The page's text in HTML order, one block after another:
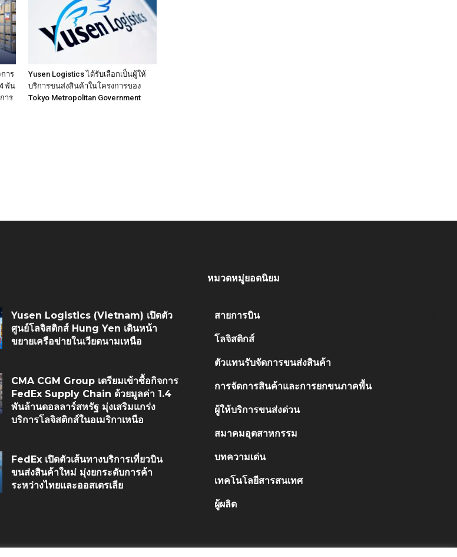
าร
พัน
าร
Yusen Logistics ได้รับเลือกเป็นผู้ให้
บริการขนส่งสินค้าในโครงการของ
Tokyo Metropolitan Government
Yusen Logistics (Vietnam) เปิดตัว
ศูนย์โลจิสติกส์ Hung Yen เดินหน้า
ขยายเครือข่ายในเวียดนามเหนือ
CMA CGM Group เตรียมเข้าซื้อกิจการ
FedEx Supply Chain ด้วยมูลค่า 1.4
พันล้านดอลลาร์สหรัฐ มุ่งเสริมแกร่ง
บริการโลจิสติกส์ในอเมริกาเหนือ
FedEx เปิดตัวเส้นทางบริการเที่ยวบิน
ขนส่งสินค้าใหม่ มุ่งยกระดับการค้า
ระหว่างไทยและออสเตรเลีย
หมวดหมู่ยอดนิยม
สายการบิน
โลจิสติกส์
ตัวแทนรับจัดการขนส่งสินค้า
การจัดการสินค้าและการยกขนภาคพื้น
ผู้ให้บริการขนส่งด่วน
สมาคมอุตสาหกรรม
บทความเด่น
เทคโนโลยีสารสนเทศ
ผู้ผลิต